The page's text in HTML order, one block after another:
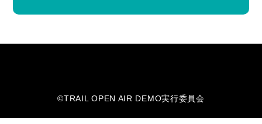
©︎TRAIL OPEN AIR DEMO実行委員会